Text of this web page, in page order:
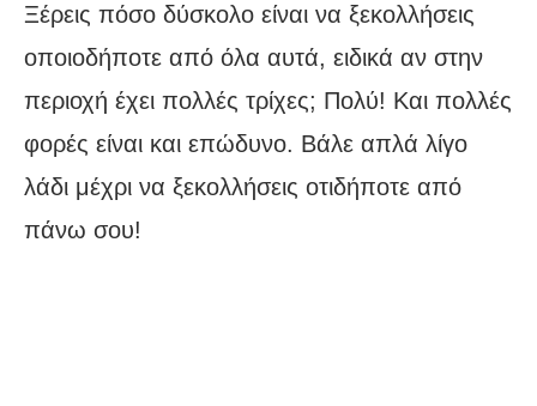
Ξέρεις πόσο δύσκολο είναι να ξεκολλήσεις
οποιοδήποτε από όλα αυτά, ειδικά αν στην
περιοχή έχει πολλές τρίχες; Πολύ! Και πολλές
φορές είναι και επώδυνο. Βάλε απλά λίγο
λάδι μέχρι να ξεκολλήσεις οτιδήποτε από
πάνω σου!